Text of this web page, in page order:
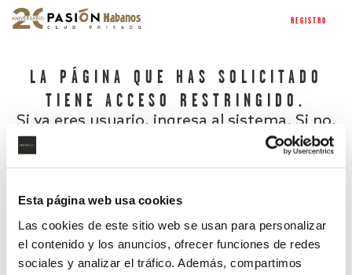
Esta página web usa cookies
Las cookies de este sitio web se usan para personalizar
el contenido y los anuncios, ofrecer funciones de redes
sociales y analizar el tráfico. Además, compartimos
REGISTRO
LA PÁGINA QUE HAS SOLICITADO
TIENE ACCESO RESTRINGIDO.
Si ya eres usuario, ingresa al sistema. Si no,